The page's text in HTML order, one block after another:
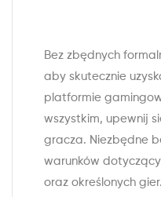
Bez zbędnych
aby skutecznie
platformie
wszystkim, upewnij
gracza. Niezbędne
warunków
oraz określonych